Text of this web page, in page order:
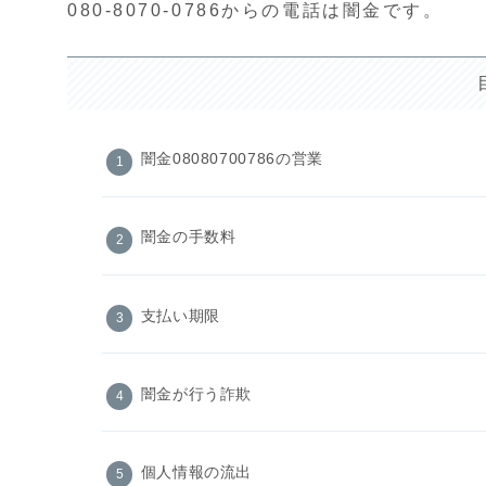
080-8070-0786からの電話は闇金です。
闇金08080700786の営業
闇金の手数料
支払い期限
闇金が行う詐欺
個人情報の流出